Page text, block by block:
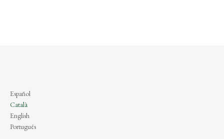
Español
Català
English
Português